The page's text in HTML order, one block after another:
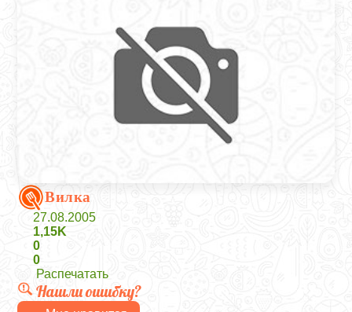
Вилка
27.08.2005
1,15K
0
0
Распечатать
Нашли ошибку?